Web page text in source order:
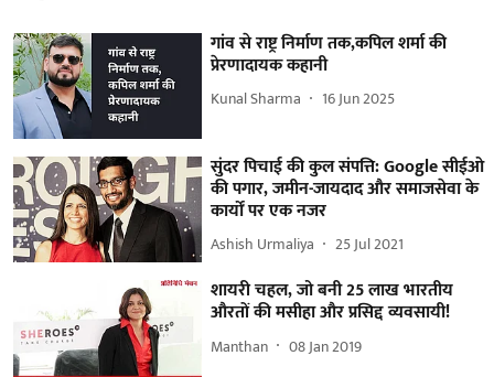
गांव से राष्ट्र निर्माण तक,कपिल शर्मा की
प्रेरणादायक कहानी
Kunal Sharma 16 Jun 2025
सुंदर पिचाई की कुल संपत्ति: Google सीईओ
की पगार, जमीन-जायदाद और समाजसेवा के
कार्यों पर एक नजर
Ashish Urmaliya 25 Jul 2021
शायरी चहल, जो बनी 25 लाख भारतीय
औरतों की मसीहा और प्रसिद्द व्यवसायी!
Manthan 08 Jan 2019